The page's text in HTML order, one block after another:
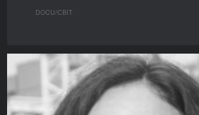
DOCU/СВІТ